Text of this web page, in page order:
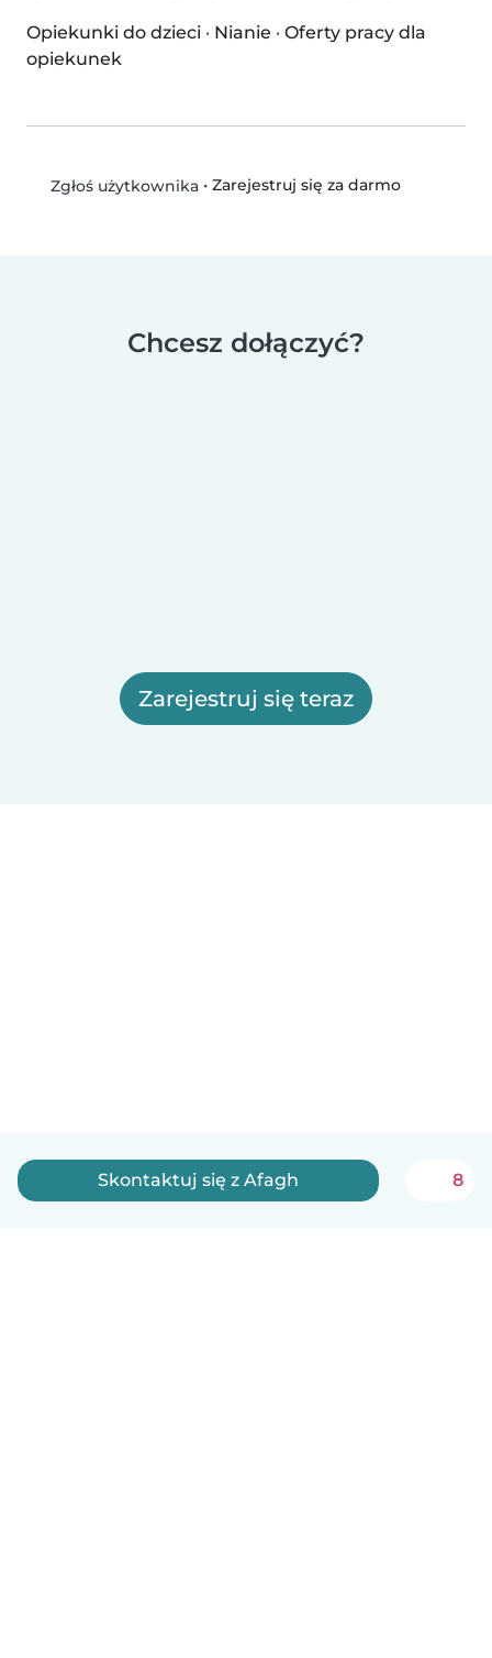
Opiekunki do dzieci · Nianie · Oferty pracy dla
opiekunek
Zgłoś użytkownika• Zarejestruj się za darmo
Chcesz dołączyć?
Zarejestruj się teraz
Skontaktuj się z Afagh 8